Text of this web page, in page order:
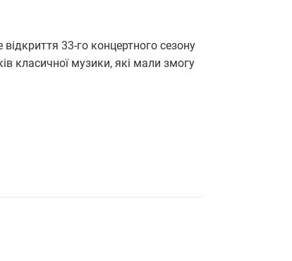
33-го концертного сезону
класичної музики, які мали змогу